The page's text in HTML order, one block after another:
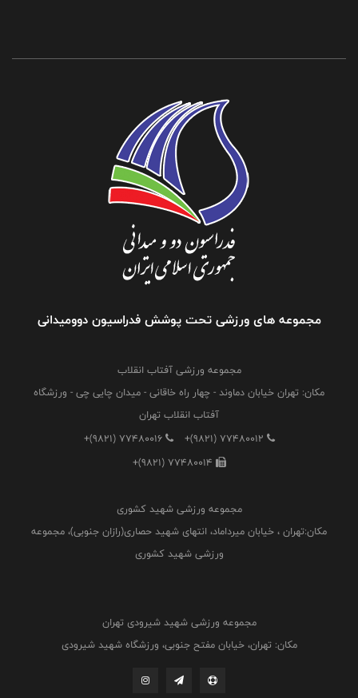
مجموعه های ورزشی تحت پوشش فدراسیون دوومیدانی
مجموعه ورزشی آفتاب انقلاب
مکان: تهران خیابان دماوند - چهار راه خاقانی - میدان چایی چی - ورزشگاه
آفتاب انقلاب تهران
+(9821) 77480012
+(9821) 77480016
+(9821) 77480014
مجموعه ورزشی شهید کشوری
مکان:تهران ، خیابان میرداماد، انتهای شهید حصاری(رازان جنوبی)، مجموعه
ورزشی شهید کشوری
مجموعه ورزشی شهید شیرودی تهران
مکان: تهران، خیابان مفتح جنوبی، ورزشگاه شهید شیرودی